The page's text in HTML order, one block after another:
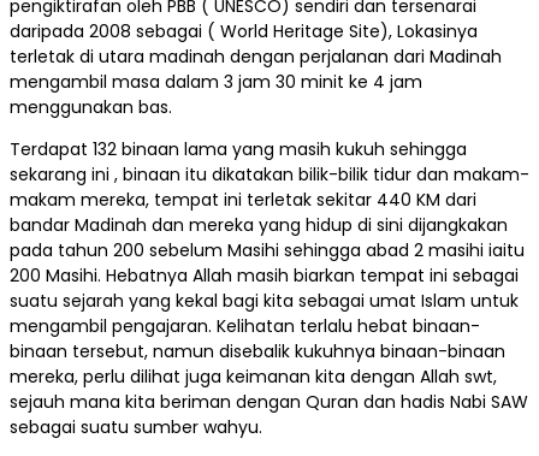
pengiktirafan oleh PBB ( UNESCO) sendiri dan tersenarai
daripada 2008 sebagai ( World Heritage Site), Lokasinya
terletak di utara madinah dengan perjalanan dari Madinah
mengambil masa dalam 3 jam 30 minit ke 4 jam
menggunakan bas.
Terdapat 132 binaan lama yang masih kukuh sehingga
sekarang ini , binaan itu dikatakan bilik-bilik tidur dan makam-
makam mereka, tempat ini terletak sekitar 440 KM dari
bandar Madinah dan mereka yang hidup di sini dijangkakan
pada tahun 200 sebelum Masihi sehingga abad 2 masihi iaitu
200 Masihi. Hebatnya Allah masih biarkan tempat ini sebagai
suatu sejarah yang kekal bagi kita sebagai umat Islam untuk
mengambil pengajaran. Kelihatan terlalu hebat binaan-
binaan tersebut, namun disebalik kukuhnya binaan-binaan
mereka, perlu dilihat juga keimanan kita dengan Allah swt,
sejauh mana kita beriman dengan Quran dan hadis Nabi SAW
sebagai suatu sumber wahyu.